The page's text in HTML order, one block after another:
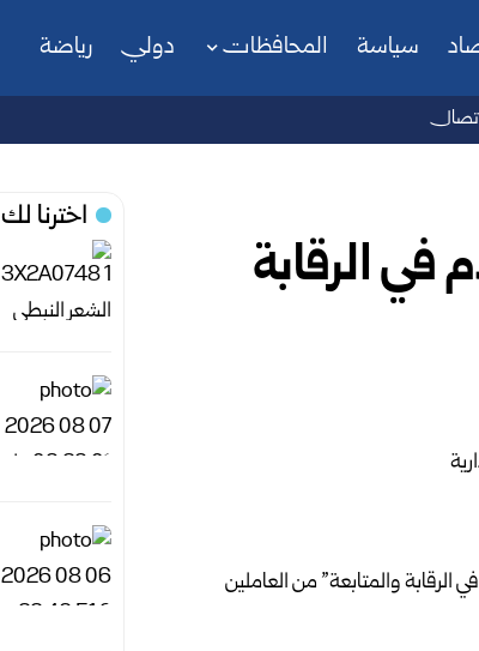
سياسة المحافظات دولي رياضة
في الرقابة
في الرقابة والمتابعة” من العاملين
اخترنا لك